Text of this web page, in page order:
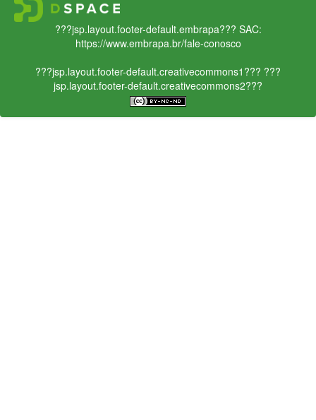
???jsp.layout.footer-default.embrapa??? SAC:
https://www.embrapa.br/fale-conosco
???jsp.layout.footer-default.creativecommons1??? ???
jsp.layout.footer-default.creativecommons2???